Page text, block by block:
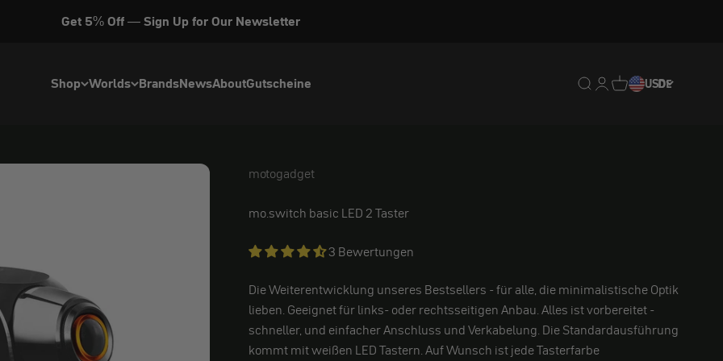
Get 5% Off — Sign Up for Our Newsletter
Shop Worlds BrandsNewsAboutGutscheine Translation missing:
Translation missing:
Translation
USDDE
motogadget
motogadget
mo.switch basic LED 2 Taster
3 Bewertungen
Die Weiterentwicklung unseres Bestsellers - für alle, die minimalistische Optik
lieben. Geeignet für links- oder rechtsseitigen Anbau. Alles ist vorbereitet -
schneller, und einfacher Anschluss und Verkabelung. Die Standardausführung
kommt mit weißen LED Tastern. Auf Wunsch ist jede Tasterfarbe